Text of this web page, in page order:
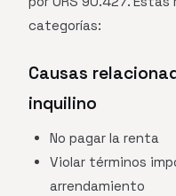
categorías:
Causas
inquilino
No pagar la renta
Violar términos
arrendamiento